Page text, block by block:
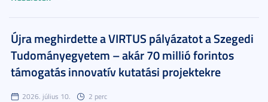
Újra meghirdette a VIRTUS pályázatot a Szegedi
Tudományegyetem – akár 70 millió forintos
támogatás innovatív kutatási projektekre
2026. július 10. 2 perc